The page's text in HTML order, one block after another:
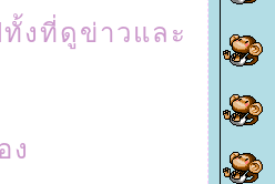
งที่ดูข่าวและ
ง